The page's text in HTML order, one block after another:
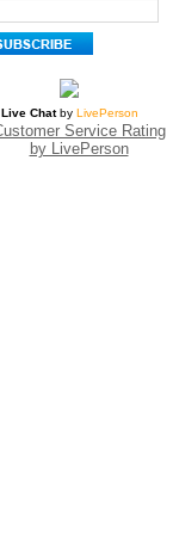
Live Chatby LivePerson